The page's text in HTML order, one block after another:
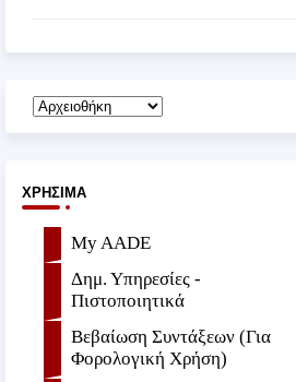
ΧΡΉΣΙΜΑ
My AADE
Δημ. Υπηρεσίες -
Πιστοποιητικά
Βεβαίωση Συντάξεων (Για
Φορολογική Χρήση)